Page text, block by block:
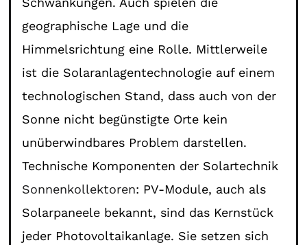
geographische Lage und die
Himmelsrichtung eine Rolle. Mittlerweile
ist die Solaranlagentechnologie auf einem
technologischen Stand, dass auch von der
Sonne nicht begünstigte Orte kein
unüberwindbares Problem darstellen.
Technische Komponenten der Solartechnik
Sonnenkollektoren: PV-Module, auch als
Solarpaneele bekannt, sind das Kernstück
jeder Photovoltaikanlage. Sie setzen sich